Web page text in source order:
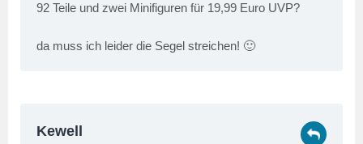
92 Teile und zwei Minifiguren für 19,99 Euro UVP?
da muss ich leider die Segel streichen! 🙂
Kewell